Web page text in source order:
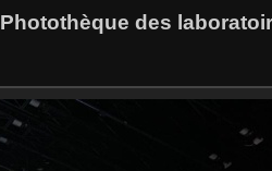
Photothèque des